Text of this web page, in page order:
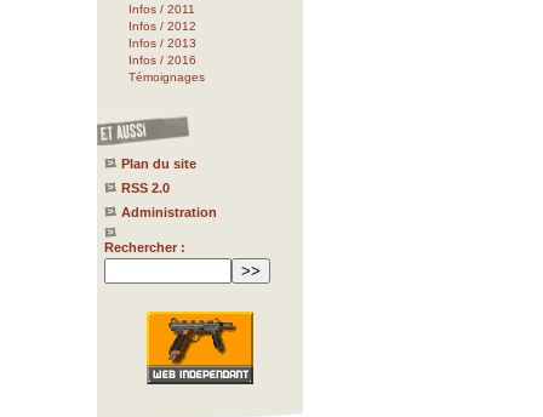
Infos / 2011
Infos / 2012
Infos / 2013
Infos / 2016
Témoignages
Plan du site
RSS 2.0
Administration
Rechercher :